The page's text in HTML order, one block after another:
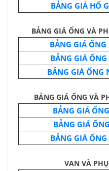
BẢNG GIÁ HỐ
BẢNG GIÁ ỐNG VÀ
BẢNG GIÁ
BẢNG GIÁ
BẢNG GIÁ ỐNG
BẢNG GIÁ ỐNG VÀ
BẢNG GIÁ
BẢNG GIÁ
BẢNG GIÁ
VAN VÀ